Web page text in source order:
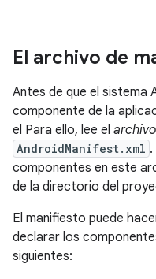
El archivo de
Antes de que el sistema
componente de la
el Para ello, lee el
AndroidManifest.xml
componentes en este
de la directorio del
El manifiesto puede
declarar los
siguientes: